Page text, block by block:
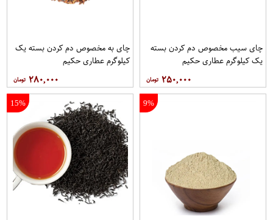
چای سیب مخصوص دم کردن بسته
یک کیلوگرم عطاری حکیم
۲۵۰,۰۰۰
چای به مخصوص دم کردن بسته یک
کیلوگرم عطاری حکیم
۲۸۰,۰۰۰
9%
15%